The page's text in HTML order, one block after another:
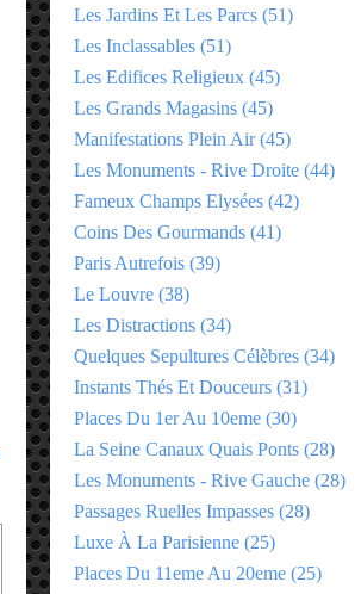
Les Jardins Et Les Parcs (51)
Les Inclassables (51)
Les Edifices Religieux (45)
Les Grands Magasins (45)
Manifestations Plein Air(45)
Les Monuments - Rive Droite (44)
Fameux Champs Elysées (42)
Coins Des Gourmands (41)
Paris Autrefois (39)
Le Louvre (38)
Les Distractions (34)
Quelques Sepultures Célèbres (34)
Instants Thés Et Douceurs (31)
Places Du 1er Au 10eme (30)
La Seine Canaux Quais Ponts (28)
Les Monuments - Rive Gauche (28)
Passages Ruelles Impasses (28)
Luxe À La Parisienne (25)
Places Du 11eme Au 20eme (25)